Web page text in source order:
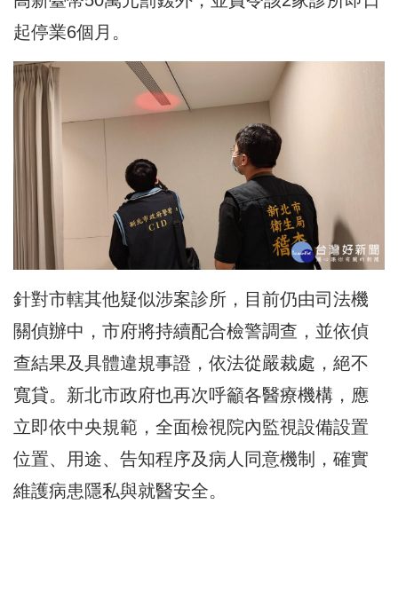
起停業6個月。
針對市轄其他疑似涉案診所，目前仍由司法機
關偵辦中，市府將持續配合檢警調查，並依偵
查結果及具體違規事證，依法從嚴裁處，絕不
寬貸。新北市政府也再次呼籲各醫療機構，應
立即依中央規範，全面檢視院內監視設備設置
位置、用途、告知程序及病人同意機制，確實
維護病患隱私與就醫安全。